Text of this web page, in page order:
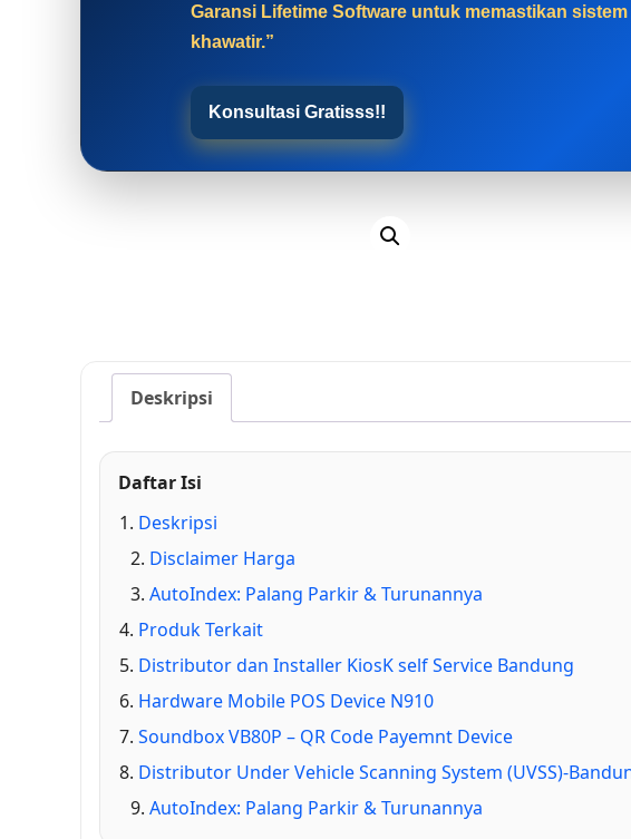
Garansi Lifetime Software untuk memastikan
khawatir.”
Konsultasi Gratisss!!
Deskripsi
Daftar Isi
Deskripsi
Disclaimer Harga
AutoIndex: Palang Parkir & Turunannya
Produk Terkait
Distributor dan Installer KiosK self Service Bandung
Hardware Mobile POS Device N910
Soundbox VB80P – QR Code Payemnt Device
Distributor Under Vehicle Scanning System (UVSS)-
AutoIndex: Palang Parkir & Turunannya